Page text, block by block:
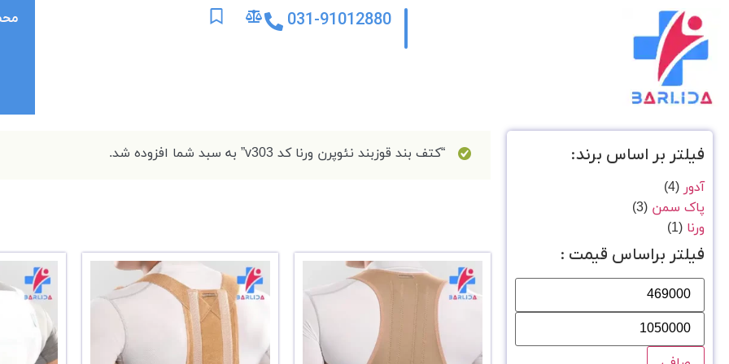
031-91012880
فیلتر بر اساس برند:
آدور (4)
پاک سمن (3)
ورنا (1)
فیلتر براساس قیمت :
“کتف بند قوزبند نئوپرن ورنا کد v303” به سبد شما افزوده شد.